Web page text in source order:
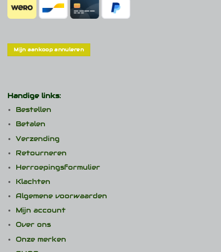
Mijn aankoop annuleren
Handige links:
Bestellen
Betalen
Verzending
Retourneren
Herroepingsformulier
Klachten
Algemene voorwaarden
Mijn account
Over ons
Onze merken